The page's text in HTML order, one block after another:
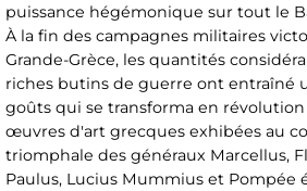
puissance hégémonique sur tout le
À la fin des campagnes militaires
Grande-Grèce, les quantités
riches butins de guerre ont entraîné
goûts qui se transforma en
œuvres d'art grecques exhibées au
triomphale des généraux Marcellus,
Paulus, Lucius Mummius et Pompée